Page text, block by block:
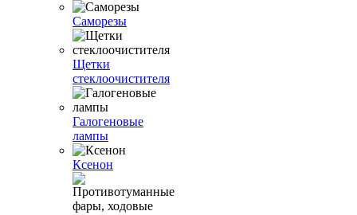
Саморезы
Щетки
стеклоочистителя
Галогеновые
лампы
Ксенон